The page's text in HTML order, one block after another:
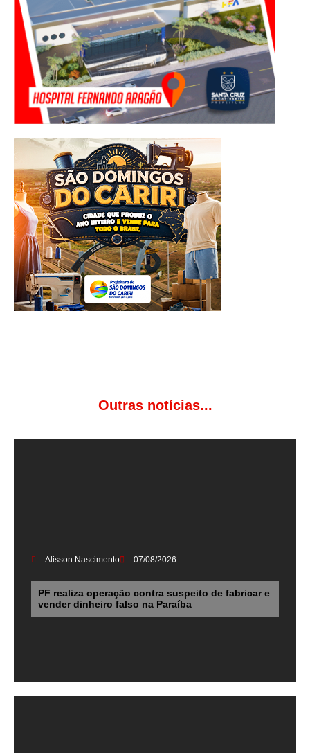
Outras notícias...
Alisson Nascimento 07/08/2026
PF realiza operação contra suspeito de fabricar e
vender dinheiro falso na Paraíba